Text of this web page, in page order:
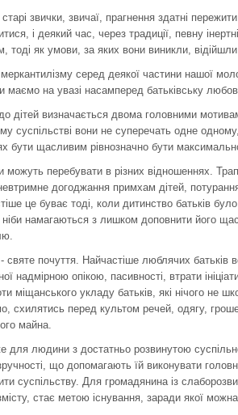
звички, звичаї, прагнення здатні
і деякий час, через традиції, певну
тоді як умови, за яких вони виникли,
серед деякої частини нашої
маємо на увазі насамперед батьківську
дітей визначається двома головними
суспільстві вони не суперечать одне
бути щасливим рівнозначно бути
можуть перебувати в різних відношеннях.
догоджання примхам дітей,
це буває тоді, коли дитинство батьків
ніби намагаються з лишком доповнити його
святе почуття. Найчастіше люблячих батьків
надмірною опікою, пасивності, втрати
міщанського укладу батьків, які нічого не
схилятись перед культом речей, одягу,
майна.
людини з достатньо розвинутою
що допомагають їй виконувати
суспільству. Для громадянина із
стає метою існування, заради якої